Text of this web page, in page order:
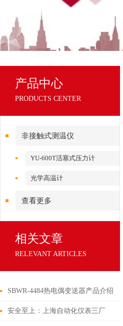
产品中心
PRODUCTS CENTER
非接触式测温仪
YU-600T活塞式压力计
光学高温计
查看更多
相关文章
RELEVANT ARTICLES
SBWR-4484热电偶变送器产品介绍
安全至上：上海自动化仪表三厂